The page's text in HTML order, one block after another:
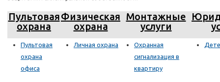
Пультовая
охрана
Физическая
охрана
Монтажные
услуги
Пультовая
охрана
офиса
Личная охрана
Охранная
сигнализация в
квартиру